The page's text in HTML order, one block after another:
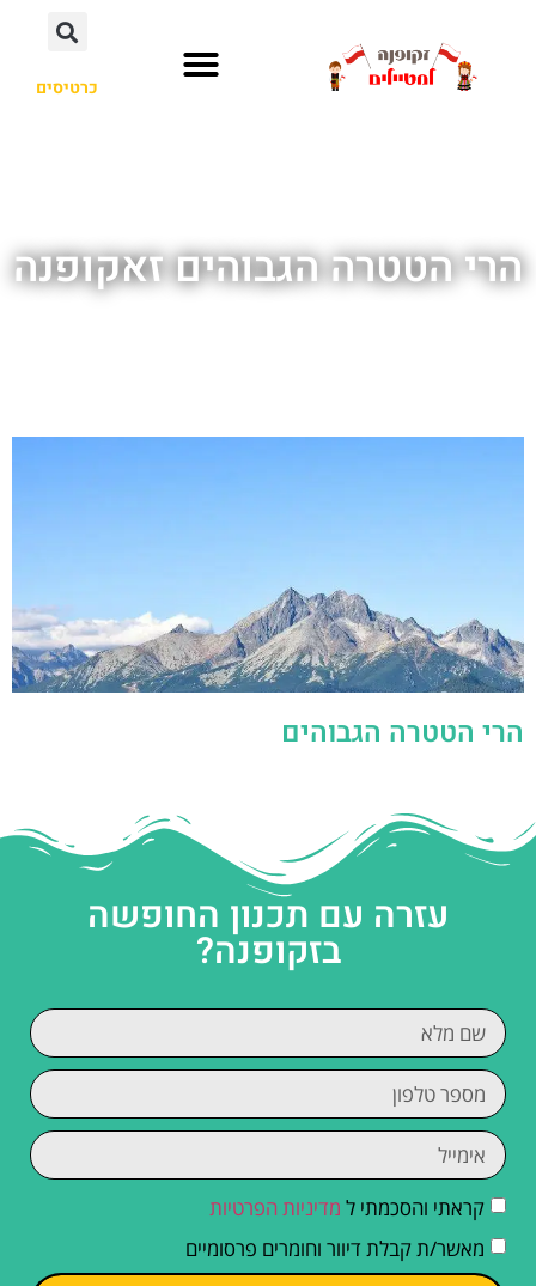
כרטיסים
הרי הטטרה הגבוהים זאקופנה
הרי הטטרה הגבוהים
עזרה עם תכנון החופשה
בזקופנה?
קראתי והסכמתי ל מדיניות הפרטיות
מאשר/ת קבלת דיוור וחומרים פרסומיים